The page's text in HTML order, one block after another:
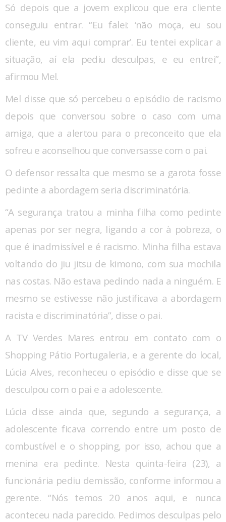
Só depois que a jovem explicou que era cliente
conseguiu entrar. “Eu falei: ‘não moça, eu sou
cliente, eu vim aqui comprar’. Eu tentei explicar a
situação, aí ela pediu desculpas, e eu entrei”,
afirmou Mel.
Mel disse que só percebeu o episódio de racismo
depois que conversou sobre o caso com uma
amiga, que a alertou para o preconceito que ela
sofreu e aconselhou que conversasse com o pai.
O defensor ressalta que mesmo se a garota fosse
pedinte a abordagem seria discriminatória.
“A segurança tratou a minha filha como pedinte
apenas por ser negra, ligando a cor à pobreza, o
que é inadmissível e é racismo. Minha filha estava
voltando do jiu jitsu de kimono, com sua mochila
nas costas. Não estava pedindo nada a ninguém. E
mesmo se estivesse não justificava a abordagem
racista e discriminatória”, disse o pai.
A TV Verdes Mares entrou em contato com o
Shopping Pátio Portugaleria, e a gerente do local,
Lúcia Alves, reconheceu o episódio e disse que se
desculpou com o pai e a adolescente.
Lúcia disse ainda que, segundo a segurança, a
adolescente ficava correndo entre um posto de
combustível e o shopping, por isso, achou que a
menina era pedinte. Nesta quinta-feira (23), a
funcionária pediu demissão, conforme informou a
gerente. “Nós temos 20 anos aqui, e nunca
aconteceu nada parecido. Pedimos desculpas pelo